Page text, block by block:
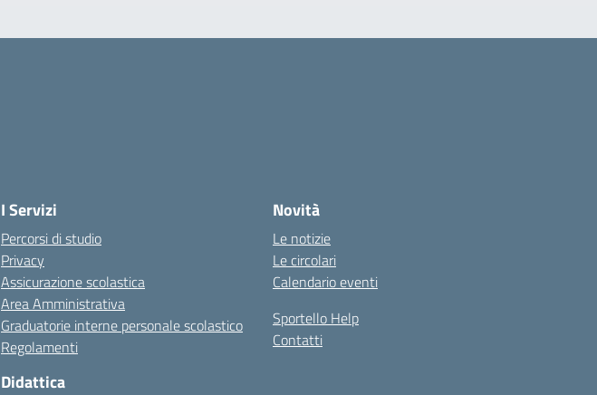
I Servizi
Percorsi di studio
Privacy
Assicurazione scolastica
Area Amministrativa
Graduatorie interne personale scolastico
Regolamenti
Didattica
Novità
Le notizie
Le circolari
Calendario eventi
Sportello Help
Contatti